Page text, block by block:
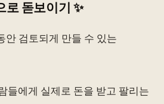
로 돋보이기 ✨
안 검토되게 만들 수 있는
들에게 실제로 돈을 받고 팔리는